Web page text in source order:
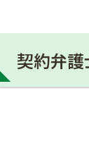
契約弁